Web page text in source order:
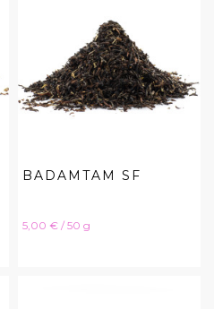
BADAMTAM SF
Hinta
5,00 € / 50 g